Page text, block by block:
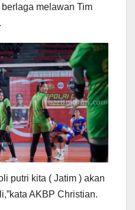
melawan Tim
putri kita ( Jatim ) akan
AKBP Christian.